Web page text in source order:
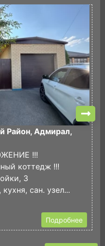
Район, Адмирал,
!!!
коттедж !!!
3
сан. узел...
Подробнее